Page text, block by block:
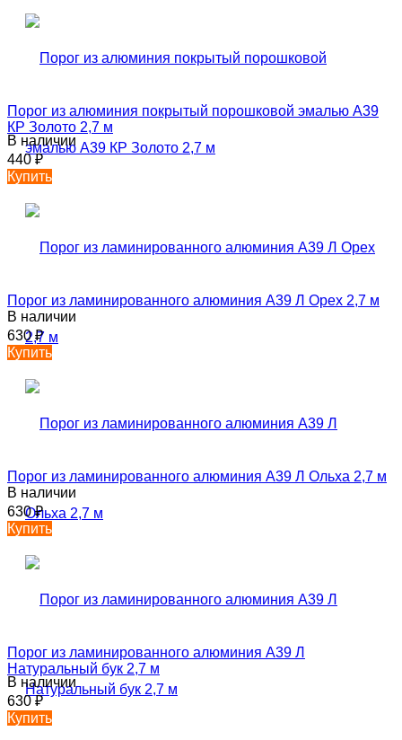
Порог из алюминия покрытый порошковой эмалью А39
КР Золото 2,7 м
В наличии
440₽
Купить
Порог из ламинированного алюминия А39 Л Орех 2,7 м
В наличии
630₽
Купить
Порог из ламинированного алюминия А39 Л Ольха 2,7 м
В наличии
630₽
Купить
Порог из ламинированного алюминия А39 Л
Натуральный бук 2,7 м
В наличии
630₽
Купить